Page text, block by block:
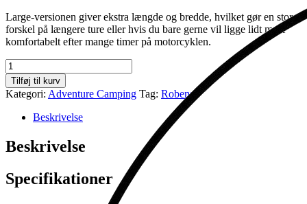
Large-versionen giver ekstra længde og bredde, hvilket gør en stor
forskel på længere ture eller hvis du bare gerne vil ligge lidt mere
komfortabelt efter mange timer på motorcyklen.
HeatCore
3,8R
Large
antal
Tilføj til kurv
Kategori: Adventure Camping Tag: Robens
Beskrivelse
Beskrivelse
Specifikationer